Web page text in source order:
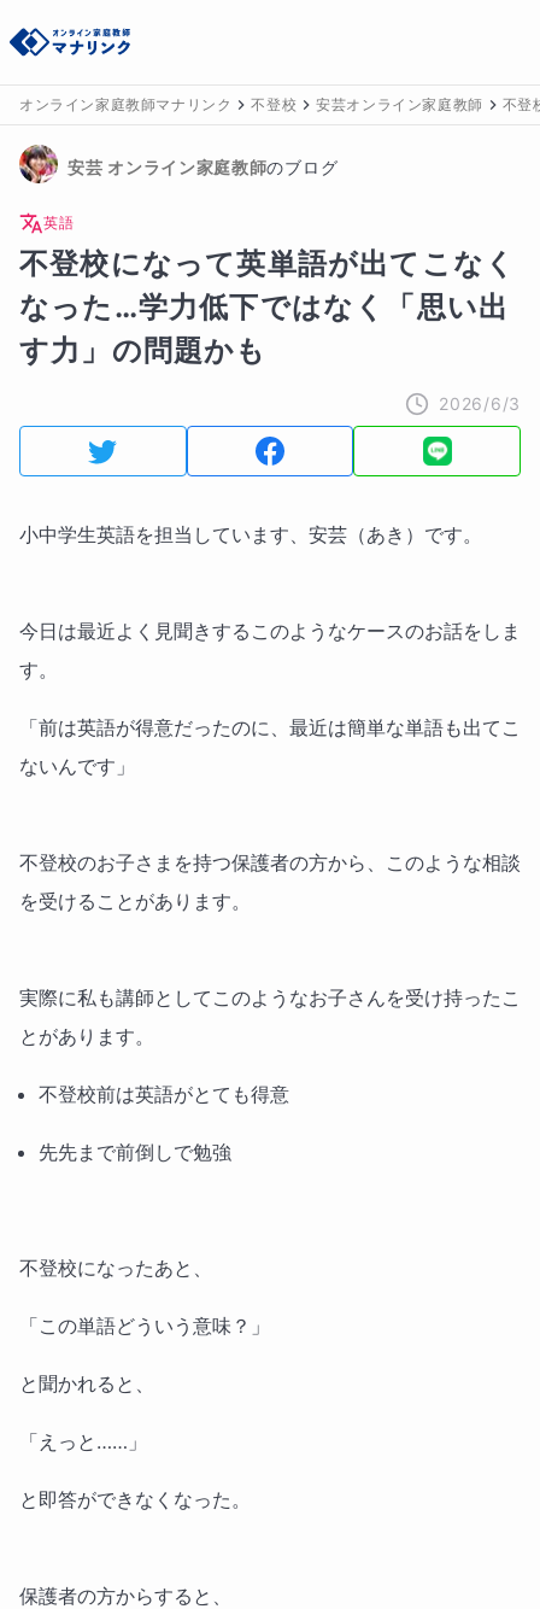
オンライン家庭教師マナリンク 不登校 安芸オンライン家庭教師 不登
安芸 オンライン家庭教師のブログ
英語
不登校になって英単語が出てこなく
なった…学力低下ではなく「思い出
す力」の問題かも
2026/6/3
小中学生英語を担当しています、安芸（あき）です。
今日は最近よく見聞きするこのようなケースのお話をしま
す。
「前は英語が得意だったのに、最近は簡単な単語も出てこ
ないんです」
不登校のお子さまを持つ保護者の方から、このような相談
を受けることがあります。
実際に私も講師としてこのようなお子さんを受け持ったこ
とがあります。
不登校前は英語がとても得意
先先まで前倒しで勉強
不登校になったあと、
「この単語どういう意味？」
と聞かれると、
「えっと……」
と即答ができなくなった。
保護者の方からすると、